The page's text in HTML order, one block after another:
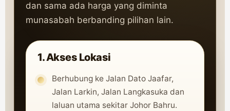
dan sama ada harga yang diminta
munasabah berbanding pilihan lain.
1. Akses Lokasi
Berhubung ke Jalan Dato Jaafar,
Jalan Larkin, Jalan Langkasuka dan
laluan utama sekitar Johor Bahru.